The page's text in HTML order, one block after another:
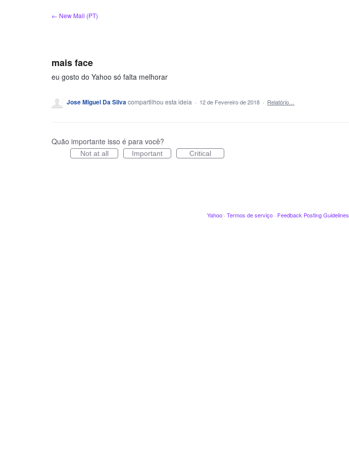
← New Mail (PT)
mais face
eu gosto do Yahoo só falta melhorar
Jose Miguel Da Silvacompartilhou esta ideia · 12 de Fevereiro de 2018 · Relatório…
Quão importante isso é para você?
Not at all Important Critical
Yahoo · Termos de serviço · Feedback Posting Guidelines